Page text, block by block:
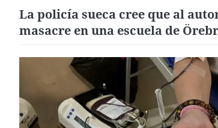
La policía sueca cree que al
masacre en una escuela de